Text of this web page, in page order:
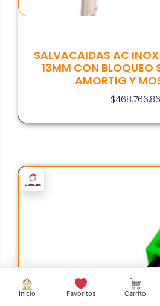
SALVACAIDAS AC
13MM CON BLOQUEO
AMORTIG Y
$468.766,86
Inicio Favoritos Carrito